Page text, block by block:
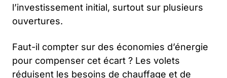
l’investissement initial, surtout sur plusieurs
ouvertures.
Faut-il compter sur des économies d’énergie
pour compenser cet écart ? Les volets
réduisent les besoins de chauffage et de